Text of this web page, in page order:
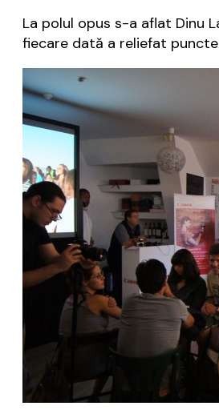
La polul opus s-a aflat Dinu
fiecare dată a reliefat